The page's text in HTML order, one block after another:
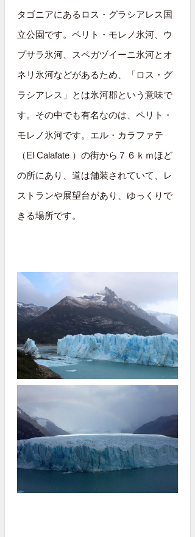
タゴニアにあるロス・グラシアレス国
立公園です。ペリト・モレノ氷河、ウ
プサラ氷河、スペガヅイーニ氷河とオ
ネリ氷河などがあるため、「ロス・グ
ラシアレス」とは氷河郡という意味で
す。その中でも有名なのは、ペリト・
モレノ氷河です。エル・カラファテ
（El Calafate ）の街から７６ｋｍほど
の所にあり、道は舗装されていて、レ
ストランや展望台があり、ゆっくりで
きる場所です。